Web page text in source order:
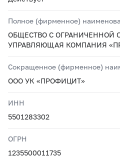
Полное (фирменное)
ОБЩЕСТВО С ОГРАНИЧЕННОЙ
УПРАВЛЯЮЩАЯ КОМПАНИЯ
Сокращенное (фирменное)
ООО УК «ПРОФИЦИТ»
ИНН
5501283302
ОГРН
1235500011735